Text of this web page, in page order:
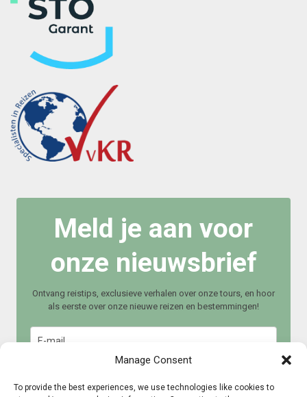
Manage Consent
To provide the best experiences, we use technologies like cookies to
Meld je aan voor
onze nieuwsbrief
Ontvang reistips, exclusieve verhalen over onze tours, en hoor
als eerste over onze nieuwe reizen en bestemmingen!